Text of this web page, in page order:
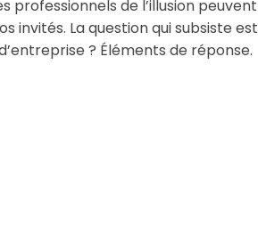
professionnels de l’illusion peuvent
La question qui subsiste est
? Éléments de réponse.